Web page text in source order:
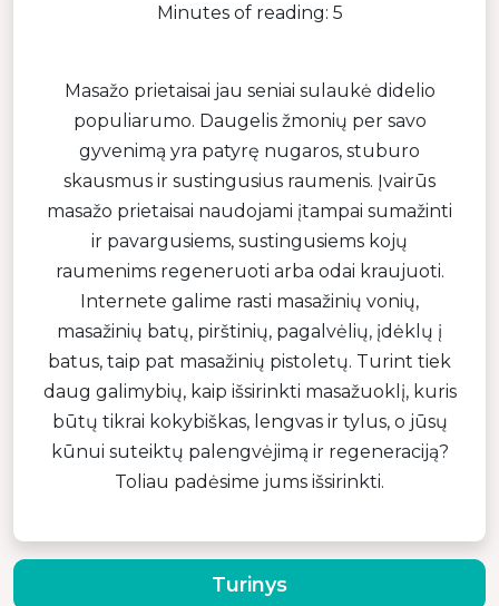
Minutes of reading: 5
Masažo prietaisai jau seniai sulaukė didelio
populiarumo. Daugelis žmonių per savo
gyvenimą yra patyrę nugaros, stuburo
skausmus ir sustingusius raumenis. Įvairūs
masažo prietaisai naudojami įtampai sumažinti
ir pavargusiems, sustingusiems kojų
raumenims regeneruoti arba odai kraujuoti.
Internete galime rasti masažinių vonių,
masažinių batų, pirštinių, pagalvėlių, įdėklų į
batus, taip pat masažinių pistoletų. Turint tiek
daug galimybių, kaip išsirinkti masažuoklį, kuris
būtų tikrai kokybiškas, lengvas ir tylus, o jūsų
kūnui suteiktų palengvėjimą ir regeneraciją?
Toliau padėsime jums išsirinkti.
Turinys